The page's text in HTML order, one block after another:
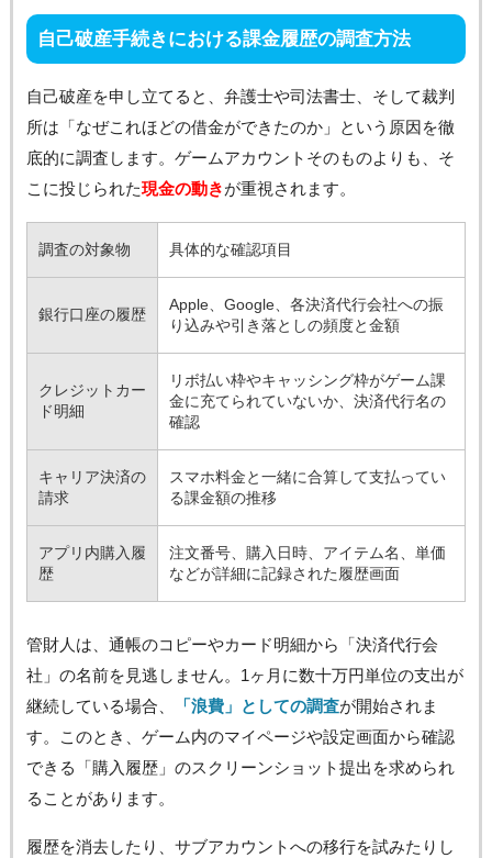
自己破産手続きにおける課金履歴の調査方法
自己破産を申し立てると、弁護士や司法書士、そして裁判
所は「なぜこれほどの借金ができたのか」という原因を徹
底的に調査します。ゲームアカウントそのものよりも、そ
こに投じられた現金の動きが重視されます。
調査の対象物 具体的な確認項目
銀行口座の履歴
Apple、Google、各決済代行会社への振
り込みや引き落としの頻度と金額
クレジットカー
ド明細
リボ払い枠やキャッシング枠がゲーム課
金に充てられていないか、決済代行名の
確認
キャリア決済の
請求
スマホ料金と一緒に合算して支払ってい
る課金額の推移
アプリ内購入履
歴
注文番号、購入日時、アイテム名、単価
などが詳細に記録された履歴画面
管財人は、通帳のコピーやカード明細から「決済代行会
社」の名前を見逃しません。1ヶ月に数十万円単位の支出が
継続している場合、
「浪費」としての調査が開始されま
す。このとき、ゲーム内のマイページや設定画面から確認
できる「購入履歴」のスクリーンショット提出を求められ
ることがあります。
履歴を消去したり、サブアカウントへの移行を試みたりし